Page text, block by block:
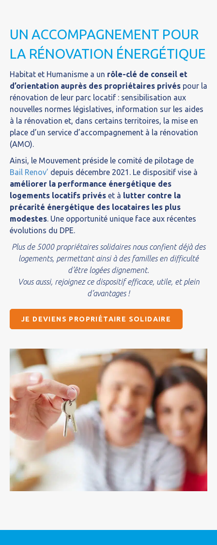
UN ACCOMPAGNEMENT POUR
LA RÉNOVATION ÉNERGÉTIQUE
Habitat et Humanisme a un rôle-clé de conseil et
d’orientation auprès des propriétaires privés pour la
rénovation de leur parc locatif : sensibilisation aux
nouvelles normes législatives, information sur les aides
à la rénovation et, dans certains territoires, la mise en
place d’un service d’accompagnement à la rénovation
(AMO).
Ainsi, le Mouvement préside le comité de pilotage de
Bail Renov’ depuis décembre 2021. Le dispositif vise à
améliorer la performance énergétique des
logements locatifs privés et à lutter contre la
précarité énergétique des locataires les plus
modestes. Une opportunité unique face aux récentes
évolutions du DPE.
Plus de 5000 propriétaires solidaires nous confient déjà des
logements, permettant ainsi à des familles en difficulté
d’être logées dignement.
Vous aussi, rejoignez ce dispositif efficace, utile, et plein
d’avantages !
JE DEVIENS PROPRIÉTAIRE SOLIDAIRE